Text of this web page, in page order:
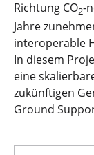
Richtung CO2-
Jahre
interoperable
In diesem
eine
zukünftigen
Ground